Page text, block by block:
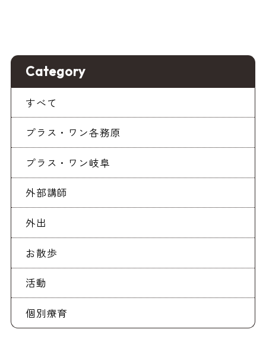
Category
すべて
プラス・ワン各務原
プラス・ワン岐阜
外部講師
外出
お散歩
活動
個別療育